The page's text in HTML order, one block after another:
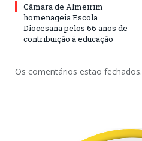
Câmara de Almeirim
homenageia Escola
Diocesana pelos 66 anos de
contribuição à educação
Os comentários estão fechados.